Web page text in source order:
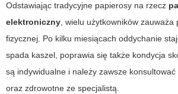
Odstawiając tradycyjne papierosy na rzecz
elektroniczny, wielu użytkowników zauważa
fizycznej. Po kilku miesiącach oddychanie
spada kaszel, poprawia się także kondycja
są indywidualne i należy zawsze
oraz zdrowotne ze specjalistą.